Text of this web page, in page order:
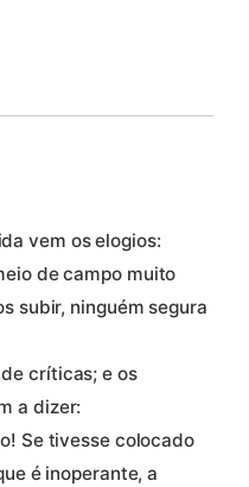
vem os elogios:
de campo muito
subir, ninguém segura
críticas; e os
a dizer:
Se tivesse colocado
é inoperante, a